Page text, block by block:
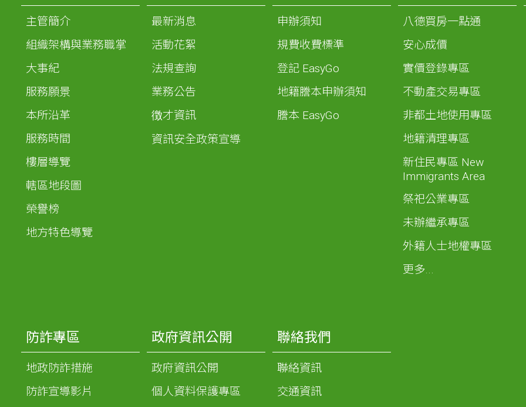
主管簡介
組織架構與業務職掌
大事紀
服務願景
本所沿革
服務時間
樓層導覽
轄區地段圖
榮譽榜
地方特色導覽
最新消息
活動花絮
法規查詢
業務公告
徴才資訊
資訊安全政策宣導
申辦須知
規費收費標準
登記 EasyGo
地籍謄本申辦須知
謄本 EasyGo
八德買房一點通
安心成價
實價登錄專區
不動產交易專區
非都土地使用專區
地籍清理專區
新住民專區 New
Immigrants Area
祭祀公業專區
未辦繼承專區
外籍人士地權專區
更多...
防詐專區
地政防詐措施
防詐宣導影片
政府資訊公開
政府資訊公開
個人資料保護專區
聯絡我們
聯絡資訊
交通資訊